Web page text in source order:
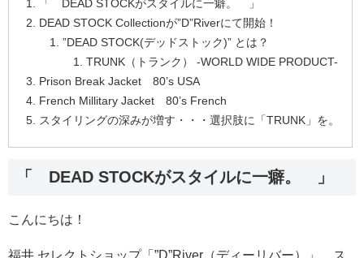
「 DEAD STOCKがスタイルに一癖。 」
DEAD STOCK Collectionが”D”Riverにて開始！
”DEAD STOCK(デッドストック)” とは？
TRUNK（トランク） -WORLD WIDE PRODUCT-
Prison Break Jacket 80’s USA
French Millitary Jacket 80’s French
スタイリングの深みが増す・・・選択肢に「TRUNK」を。
「 DEAD STOCKがスタイルに一癖。 」
こんにちは！